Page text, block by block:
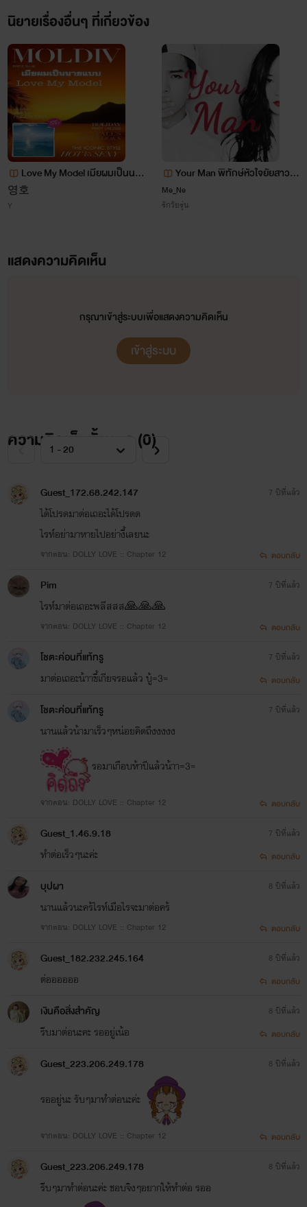
นิยายเรื่องอื่นๆ ที่เกี่ยวข้อง
Love My Model เมียผมเป็นนาย
แบบ (yaoi) rewrite
영호
Y
Your Man พิทักษ์หัวใจยัยสาวม
าเฟีย
Me_Ne
รักวัยรุ่น
แสดงความคิดเห็น
กรุณาเข้าสู่ระบบเพื่อแสดงความคิดเห็น
เข้าสู่ระบบ
ความคิดเห็นทั้งหมด (0)
Guest_172.68.242.147
ได้โปรดมาต่อเถอะได้โปรดด
ไรท์อย่ามาหายไปอย่างี้เลยนะ
จากตอน: DOLLY LOVE :: Chapter 12
7 ปีที่แล้ว
ตอบกลับ
Pim
ไรท์มาต่อเถอะพลีสสส🙏🙏🙏
จากตอน: DOLLY LOVE :: Chapter 12
7 ปีที่แล้ว
ตอบกลับ
โชตะค่อนที่แท้ทรู
มาต่อเถอะน้าาขี้เกียจรอแล้ว บู้=3=
7 ปีที่แล้ว
ตอบกลับ
โชตะค่อนที่แท้ทรู
นานแล้วน้ามาเร็วๆหน่อยคิดถึงงงงง
รอมาเกือบห้าปีแล้วน้าา=3=
จากตอน: DOLLY LOVE :: Chapter 12
7 ปีที่แล้ว
ตอบกลับ
Guest_1.46.9.18
ทำต่อเร็วๆนะค่ะ
7 ปีที่แล้ว
ตอบกลับ
บุปผา
นานแล้วนะคร้ไรท์เมือไรจะมาต่อคร้
จากตอน: DOLLY LOVE :: Chapter 12
8 ปีที่แล้ว
ตอบกลับ
Guest_182.232.245.164
ต่ออออออ
8 ปีที่แล้ว
ตอบกลับ
เงินคือสิ่งสำคัญ
รีบมาต่อนะคะ รออยู่เน้อ
8 ปีที่แล้ว
ตอบกลับ
Guest_223.206.249.178
รออยู่นะ รับๆมาทำต่อนะค่ะ
จากตอน: DOLLY LOVE :: Chapter 12
8 ปีที่แล้ว
ตอบกลับ
Guest_223.206.249.178
รีบๆมาทำต่อนะค่ะ ชอบจิงๆอยากให้ทำต่อ รออ
8 ปีที่แล้ว